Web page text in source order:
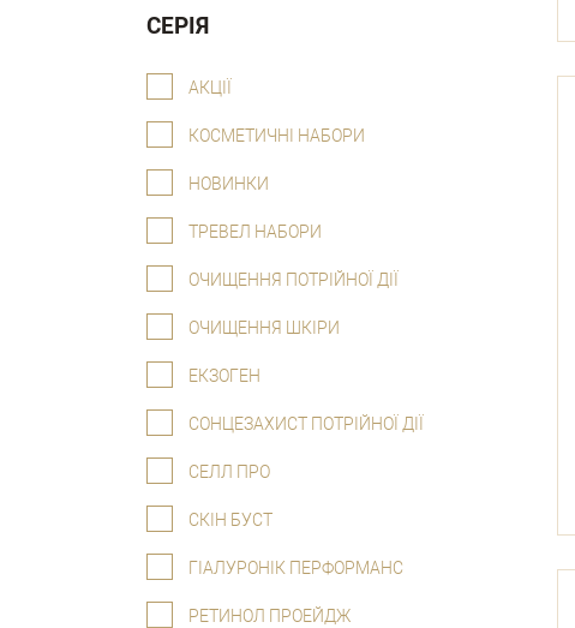
СЕРІЯ
АКЦІЇ
КОСМЕТИЧНІ НАБОРИ
НОВИНКИ
ТРЕВЕЛ НАБОРИ
ОЧИЩЕННЯ ПОТРІЙНОЇ ДІЇ
ОЧИЩЕННЯ ШКІРИ
ЕКЗОГЕН
СОНЦЕЗАХИСТ ПОТРІЙНОЇ ДІЇ
СЕЛЛ ПРО
СКІН БУСТ
ГІАЛУРОНІК ПЕРФОРМАНС
РЕТИНОЛ ПРОЕЙДЖ